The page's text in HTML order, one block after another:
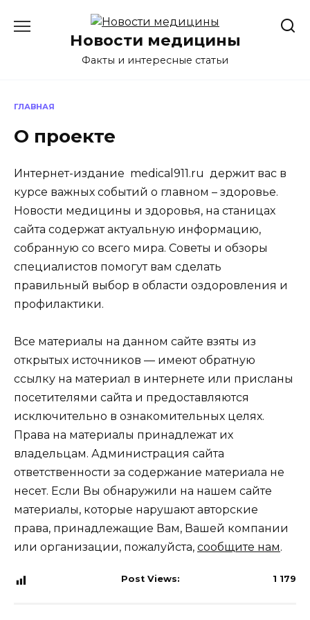
содержаниюНовости медицины
Факты и интересные статьи
ГЛАВНАЯ
О проекте
Интернет-издание medical911.ru держит вас в
курсе важных событий о главном – здоровье.
Новости медицины и здоровья, на станицах
сайта содержат актуальную информацию,
собранную со всего мира. Советы и обзоры
специалистов помогут вам сделать
правильный выбор в области оздоровления и
профилактики.
Все материалы на данном сайте взяты из
открытых источников — имеют обратную
ссылку на материал в интернете или присланы
посетителями сайта и предоставляются
исключительно в ознакомительных целях.
Права на материалы принадлежат их
владельцам. Администрация сайта
ответственности за содержание материала не
несет. Если Вы обнаружили на нашем сайте
материалы, которые нарушают авторские
права, принадлежащие Вам, Вашей компании
или организации, пожалуйста, сообщите нам.
Post Views: 1 179